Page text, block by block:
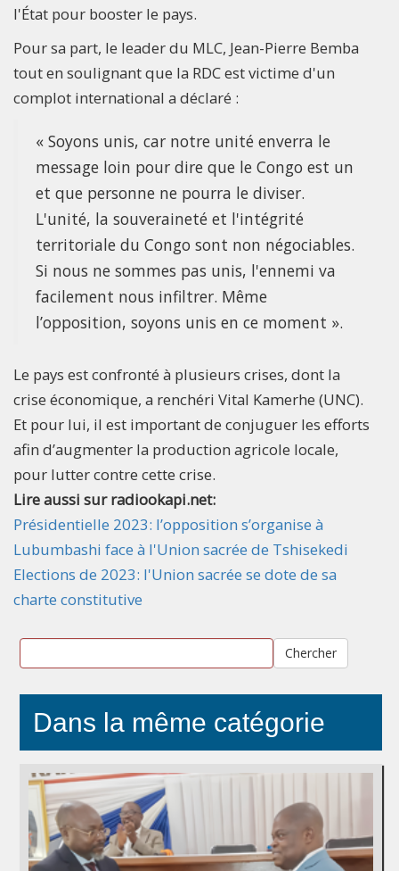
l'État pour booster le pays.
Pour sa part, le leader du MLC, Jean-Pierre Bemba
tout en soulignant que la RDC est victime d'un
complot international a déclaré :
« Soyons unis, car notre unité enverra le
message loin pour dire que le Congo est un
et que personne ne pourra le diviser.
L'unité, la souveraineté et l'intégrité
territoriale du Congo sont non négociables.
Si nous ne sommes pas unis, l'ennemi va
facilement nous infiltrer. Même
l’opposition, soyons unis en ce moment ».
Le pays est confronté à plusieurs crises, dont la
crise économique, a renchéri Vital Kamerhe (UNC).
Et pour lui, il est important de conjuguer les efforts
afin d’augmenter la production agricole locale,
pour lutter contre cette crise.
Lire aussi sur radiookapi.net:
Présidentielle 2023: l’opposition s’organise à
Lubumbashi face à l'Union sacrée de Tshisekedi
Elections de 2023: l'Union sacrée se dote de sa
charte constitutive
Chercher
Dans la même catégorie